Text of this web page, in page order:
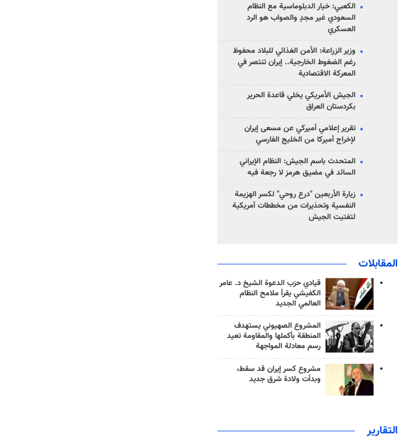
الكعبي: خيار الدبلوماسية مع النظام
السعودي غير مجدٍ والصواب هو الرد
العسكري
وزير الزراعة: الأمن الغذائي للبلاد محفوظ
رغم الضغوط الخارجية.. إيران تنتصر في
المعركة الاقتصادية
الجيش الأمريكي يخلي قاعدة الحرير
بكردستان العراق
تقرير إعلامي أميركي عن مسعى إيران
لإخراج أميركا من الخليج الفارسي
المتحدث باسم الجيش: النظام الإيراني
السائد في مضيق هرمز لا رجعة فيه
زيارة الأربعين "درع روحي" لكسر الهزيمة
النفسية وتحذيرات من مخططات أمريكية
لتفتيت الجيش
المقابلات
قيادي حزب الدعوة الشيخ د. عامر
الكفيشي يقرأ ملامح النظام
العالمي الجديد
المشروع الصهيوني يستهدف
المنطقة بأكملها والمقاومة تعيد
رسم معادلة المواجهة
مشروع كسر إيران قد سقط،
وبدأت ولادة شرق جديد
التقارير